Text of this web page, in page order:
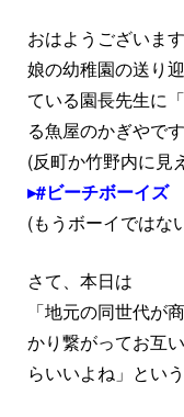
おはようございます
娘の幼稚園の送り
ている園長先生に
る魚屋のかぎやです
(反町か竹野内に見
#ビーチボーイズ
(もうボーイではな
さて、本日は
「地元の同世代が
かり繋がってお互
らいいよね」とい